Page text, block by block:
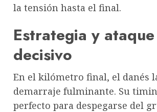
la tensión hasta el final.
Estrategia y ataque
decisivo
En el kilómetro final, el danés
demarraje fulminante. Su
perfecto para despegarse del